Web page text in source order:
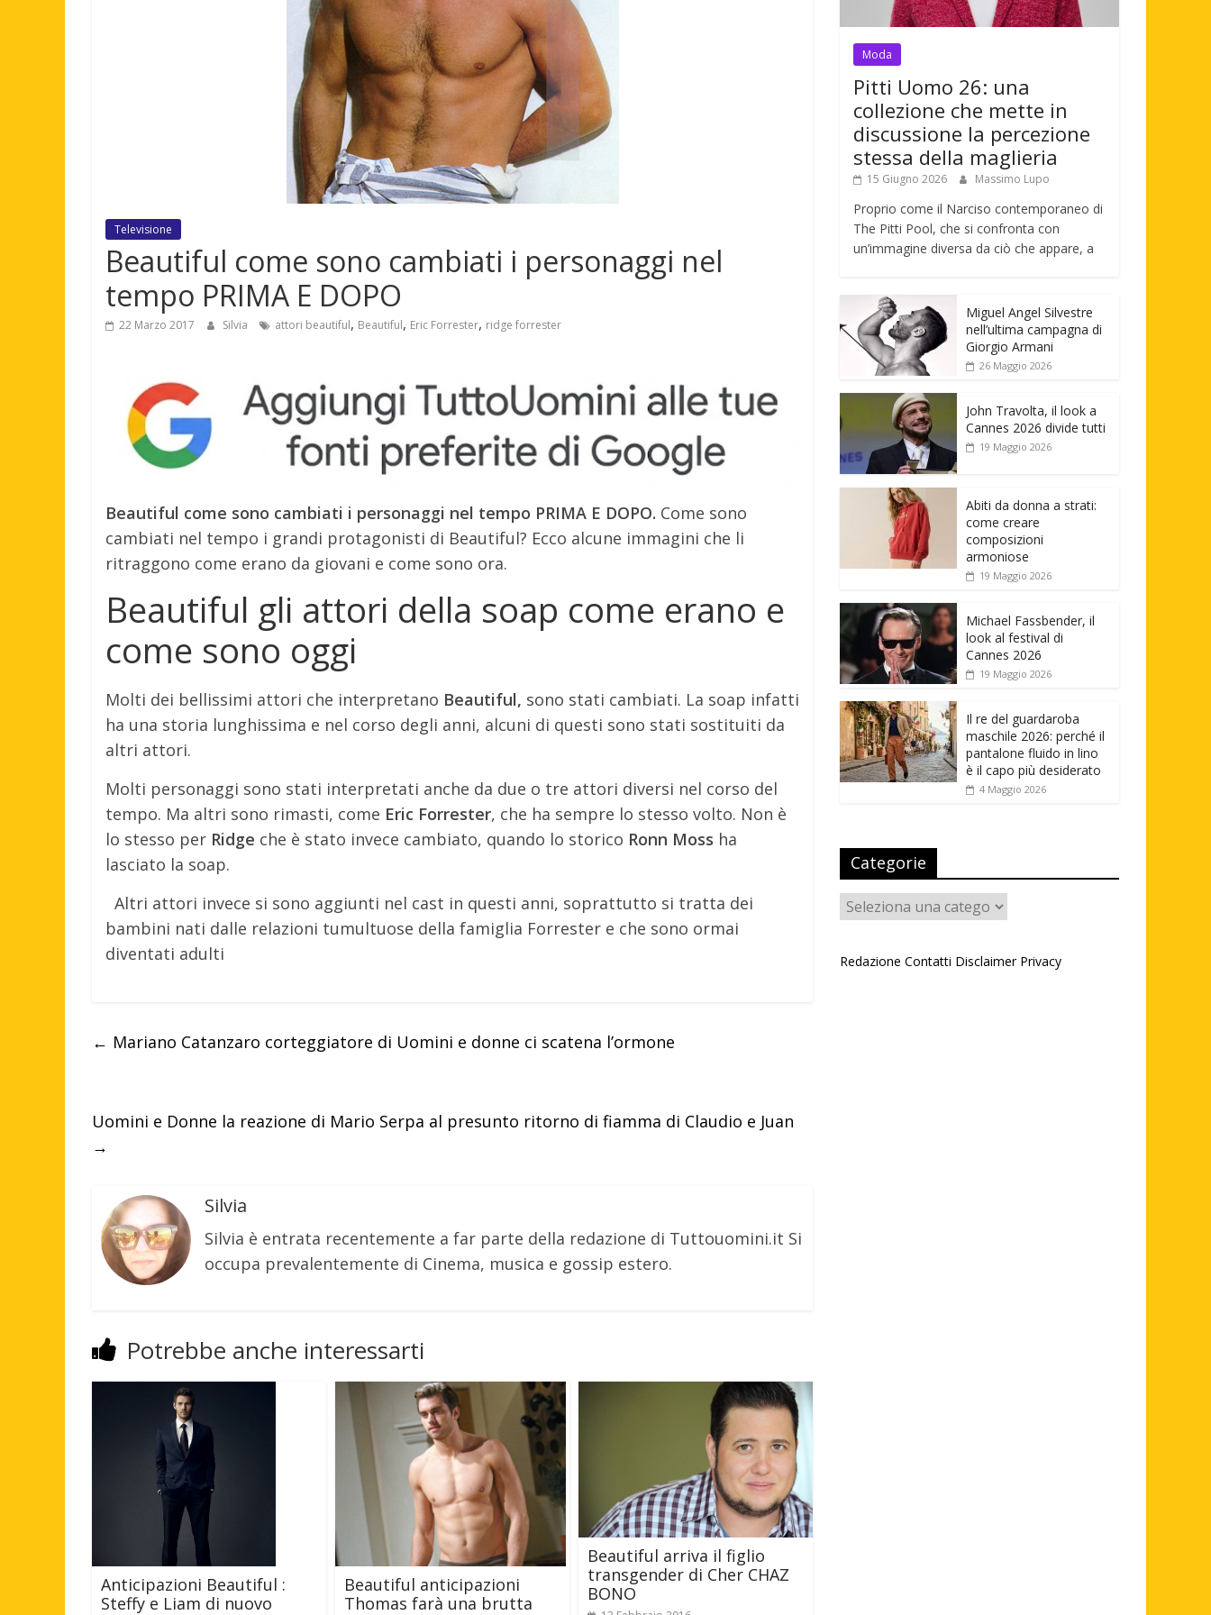
Televisione
Beautiful come sono cambiati i personaggi nel
tempo PRIMA E DOPO
22 Marzo 2017 Silvia attori beautiful, Beautiful, Eric Forrester, ridge forrester
Beautiful come sono cambiati i personaggi nel tempo PRIMA E DOPO. Come sono
cambiati nel tempo i grandi protagonisti di Beautiful? Ecco alcune immagini che li
ritraggono come erano da giovani e come sono ora.
Beautiful gli attori della soap come erano e
come sono oggi
Molti dei bellissimi attori che interpretano Beautiful, sono stati cambiati. La soap infatti
ha una storia lunghissima e nel corso degli anni, alcuni di questi sono stati sostituiti da
altri attori.
Molti personaggi sono stati interpretati anche da due o tre attori diversi nel corso del
tempo. Ma altri sono rimasti, come Eric Forrester, che ha sempre lo stesso volto. Non è
lo stesso per Ridge che è stato invece cambiato, quando lo storico Ronn Moss ha
lasciato la soap.
Altri attori invece si sono aggiunti nel cast in questi anni, soprattutto si tratta dei
bambini nati dalle relazioni tumultuose della famiglia Forrester e che sono ormai
diventati adulti
← Mariano Catanzaro corteggiatore di Uomini e donne ci scatena l’ormone
Uomini e Donne la reazione di Mario Serpa al presunto ritorno di fiamma di Claudio e Juan
→
Silvia
Silvia è entrata recentemente a far parte della redazione di Tuttouomini.it Si
occupa prevalentemente di Cinema, musica e gossip estero.
Potrebbe anche interessarti
Anticipazioni Beautiful :
Steffy e Liam di nuovo
Beautiful anticipazioni
Thomas farà una brutta
Beautiful arriva il figlio
transgender di Cher CHAZ
BONO
Moda
Pitti Uomo 26: una
collezione che mette in
discussione la percezione
stessa della maglieria
15 Giugno 2026 Massimo Lupo
Proprio come il Narciso contemporaneo di
The Pitti Pool, che si confronta con
un’immagine diversa da ciò che appare, a
Miguel Angel Silvestre
nell’ultima campagna di
Giorgio Armani
26 Maggio 2026
John Travolta, il look a
Cannes 2026 divide tutti
19 Maggio 2026
Abiti da donna a strati:
come creare
composizioni
armoniose
19 Maggio 2026
Michael Fassbender, il
look al festival di
Cannes 2026
19 Maggio 2026
Il re del guardaroba
maschile 2026: perché il
pantalone fluido in lino
è il capo più desiderato
4 Maggio 2026
Categorie
Categorie
Redazione Contatti Disclaimer Privacy